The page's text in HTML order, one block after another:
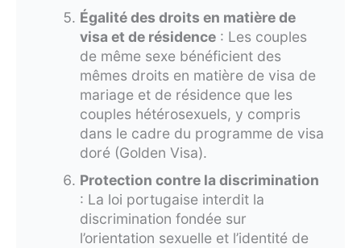
Égalité des droits en matière de
visa et de résidence: Les couples
de même sexe bénéficient des
mêmes droits en matière de visa de
mariage et de résidence que les
couples hétérosexuels, y compris
dans le cadre du programme de visa
doré (Golden Visa).
Protection contre la discrimination
: La loi portugaise interdit la
discrimination fondée sur
l’orientation sexuelle et l’identité de